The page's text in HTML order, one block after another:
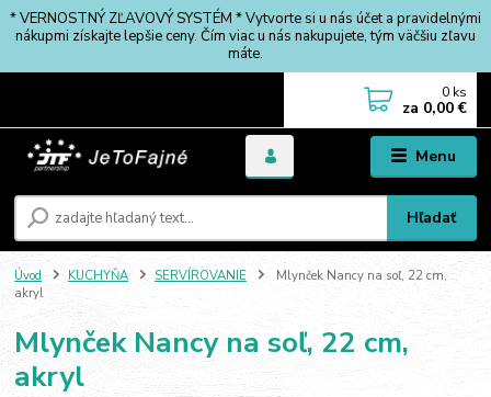
* VERNOSTNÝ ZĽAVOVÝ SYSTÉM * Vytvorte si u nás účet a pravidelnými
nákupmi získajte lepšie ceny. Čím viac u nás nakupujete, tým väčšiu zľavu
máte.
Menu
Hľadať
0 ks
za 0,00 €
Úvod KUCHYŇA SERVÍROVANIE
Mlynček Nancy na soľ, 22 cm,
akryl
Mlynček Nancy na soľ, 22 cm,
akryl